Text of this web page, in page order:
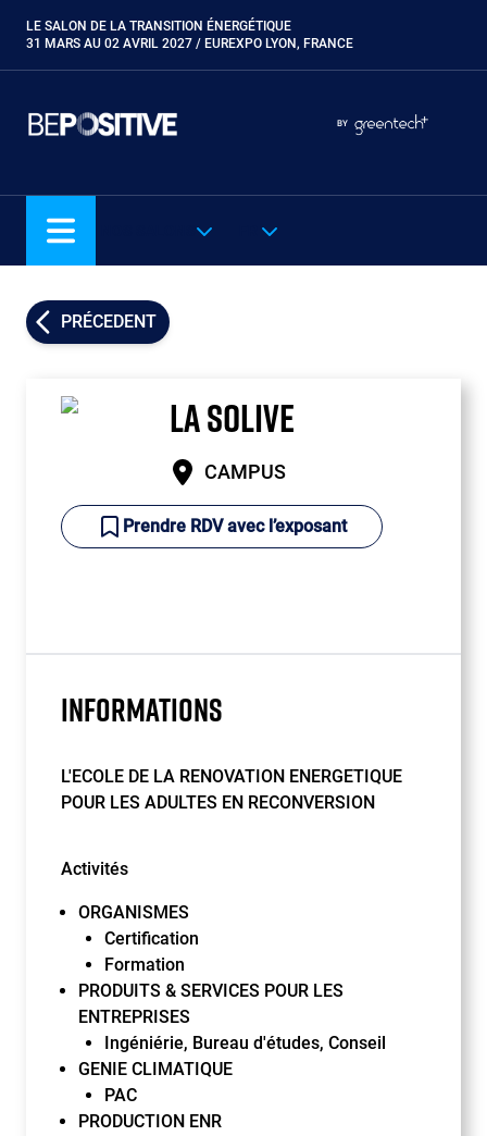
contenu
Paragraphes
LE SALON DE LA TRANSITION ÉNERGÉTIQUE
31 MARS AU 02 AVRIL 2027 / EUREXPO LYON, FRANCE
Paragraphes Paragraphes
BY
Piscine Global
PRÉCEDENT
LA SOLIVE
CAMPUS
Prendre RDV avec l’exposant
INFORMATIONS
L'ECOLE DE LA RENOVATION ENERGETIQUE
POUR LES ADULTES EN RECONVERSION
Activités
ORGANISMES
Certification
Formation
PRODUITS & SERVICES POUR LES
ENTREPRISES
Ingéniérie, Bureau d'études, Conseil
GENIE CLIMATIQUE
PAC
PRODUCTION ENR